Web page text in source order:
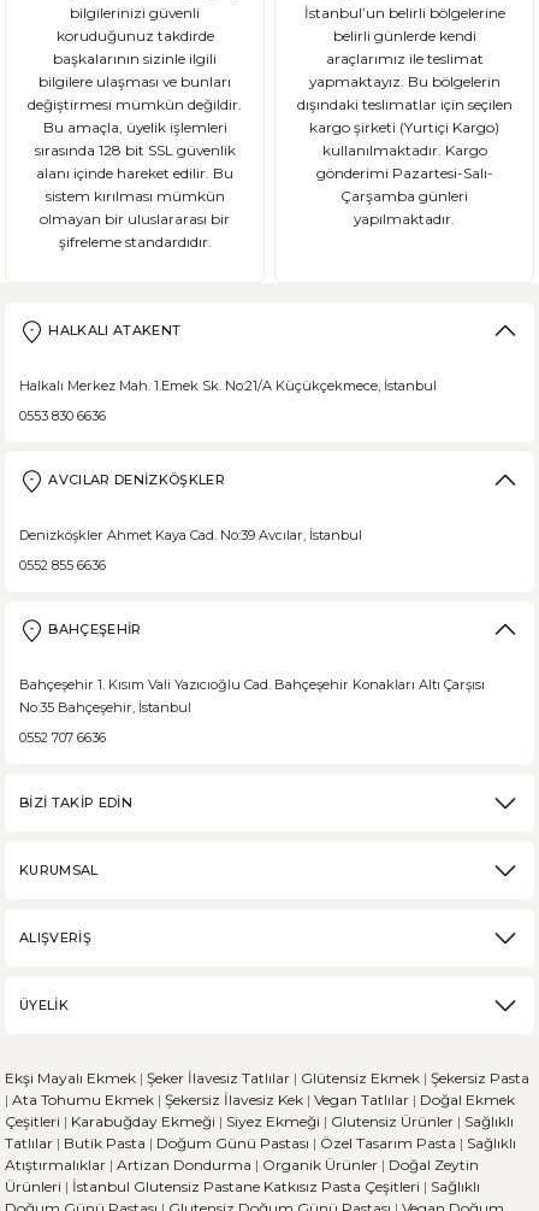
bilgilerinizi güvenli
koruduğunuz takdirde
başkalarının sizinle ilgili
bilgilere ulaşması ve bunları
değiştirmesi mümkün değildir.
Bu amaçla, üyelik işlemleri
sırasında 128 bit SSL güvenlik
alanı içinde hareket edilir. Bu
sistem kırılması mümkün
olmayan bir uluslararası bir
şifreleme standardıdır.
İstanbul’un belirli bölgelerine
belirli günlerde kendi
araçlarımız ile teslimat
yapmaktayız. Bu bölgelerin
dışındaki teslimatlar için seçilen
kargo şirketi (Yurtiçi Kargo)
kullanılmaktadır. Kargo
gönderimi Pazartesi-Salı-
Çarşamba günleri
yapılmaktadır.
HALKALI ATAKENT
Halkalı Merkez Mah. 1.Emek Sk. No:21/A Küçükçekmece, İstanbul
0553 830 6636
AVCILAR DENİZKÖŞKLER
Denizköşkler Ahmet Kaya Cad. No:39 Avcılar, İstanbul
0552 855 6636
BAHÇEŞEHİR
Bahçeşehir 1. Kısım Vali Yazıcıoğlu Cad. Bahçeşehir Konakları Altı Çarşısı
No:35 Bahçeşehir, İstanbul
0552 707 6636
BİZİ TAKİP EDİN
KURUMSAL
ALIŞVERİŞ
ÜYELİK
Ekşi Mayalı Ekmek | Şeker İlavesiz Tatlılar | Glütensiz Ekmek | Şekersiz Pasta
| Ata Tohumu Ekmek | Şekersiz İlavesiz Kek | Vegan Tatlılar | Doğal Ekmek
Çeşitleri | Karabuğday Ekmeği | Siyez Ekmeği | Glutensiz Ürünler | Sağlıklı
Tatlılar | Butik Pasta | Doğum Günü Pastası | Özel Tasarım Pasta | Sağlıklı
Atıştırmalıklar | Artizan Dondurma | Organik Ürünler | Doğal Zeytin
Ürünleri | İstanbul Glutensiz Pastane Katkısız Pasta Çeşitleri | Sağlıklı